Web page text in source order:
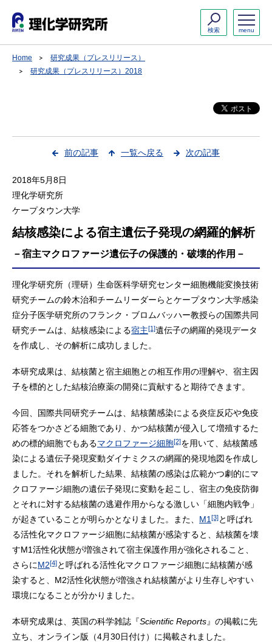
menu
検索
Home
研究成果（プレスリリース）
研究成果（プレスリリース）2018
前の記事 一覧へ戻る 次の記事
2018年5月8日
理化学研究所
ケープタウン大学
結核感染による宿主遺伝子発現の網羅的解析
－宿主マクロファージ遺伝子の保護的・破壊的作用－
理化学研究所（理研）生命医科学研究センター細胞機能変換技術
研究チームの鈴木治和チームリーダーらとケープタウン大学感染
症分子医学研究所のフランク・ブロムバッハー教授らの国際共同
研究チームは、結核感染による宿主[1]遺伝子の網羅的発現データ
を作成し、その解析に成功しました。
本研究成果は、結核菌と宿主細胞との相互作用の理解や、宿主因
子を標的とした結核治療薬の開発に貢献すると期待できます。
今回、国際共同研究チームは、結核菌感染による炎症反応や免疫
応答をつかさどる細胞であり、かつ結核菌が侵入して増殖するた
めの標的細胞でもあるマクロファージ細胞[2]を用いて、結核菌感
染による遺伝子発現変動ダイナミクスの網羅的発現地図を作成し
ました。それを解析した結果、結核菌の感染は広範かつ劇的にマ
クロファージ細胞の遺伝子発現に変動を起こし、宿主の免疫防御
とそれに対する結核菌の逃避作用からなる激しい「細胞内戦争」
が起きていることが明らかとなりました。また、 M1 [3]と呼ばれ
る活性化マクロファージ細胞に結核菌が感染すると、結核菌を壊
すM1活性化状態が増強されて宿主保護作用が強化されること、
さらにM2[4]と呼ばれる活性化マクロファージ細胞に結核菌が感
染すると、M2活性化状態が増強され結核菌がより生存しやすい
環境になることが分かりました。
本研究成果は、英国の科学雑誌『Scientific Reports』の掲載に先
立ち、オンライン版（4月30日付け）に掲載されました。